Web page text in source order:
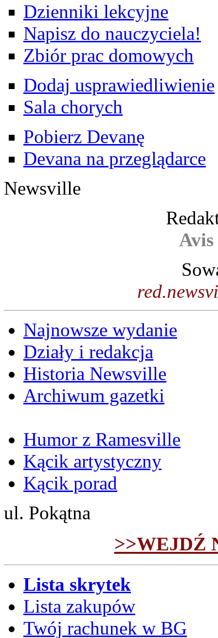
Dzienniki lekcyjne
Napisz do nauczyciela!
Zbiór prac domowych
Dodaj usprawiedliwienie
Sala chorych
Pobierz Devanę
Devana na przeglądarce
Newsville
Najnowsze wydanie
Działy i redakcja
Historia Newsville
Archiwum gazetki
Humor z Ramesville
Kącik artystyczny
Kącik porad
ul. Pokątna
>>WEJDŹ
Lista skrytek
Lista zakupów
Twój rachunek w BG